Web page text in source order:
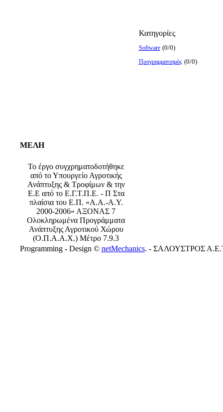
ΜΕΛΗ
Το έργο συγχρηματοδοτήθηκε
από το Υπουργείο Αγροτικής
Ανάπτυξης & Τροφίμων & την
Ε.Ε από το Ε.Γ.Τ.Π.Ε. - Π Στα
πλαίσια του Ε.Π. «Α.Α.-Α.Υ.
2000-2006» ΑΞΟΝΑΣ 7
Ολοκληρωμένα Προγράμματα
Ανάπτυξης Αγροτικού Χώρου
(Ο.Π.Α.Α.Χ.) Μέτρο 7.9.3
Κατηγορίες
Software (0/0)
Προγραμματισμός (0/0)
Programming - Design © netMechanics. - ΣΑΛΟΥΣΤΡΟΣ